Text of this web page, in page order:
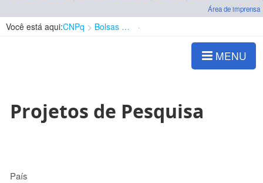
Área de imprensa
Você está aqui:CNPq Bolsas e Auxílios Vigentes
MENU
Projetos de Pesquisa
País